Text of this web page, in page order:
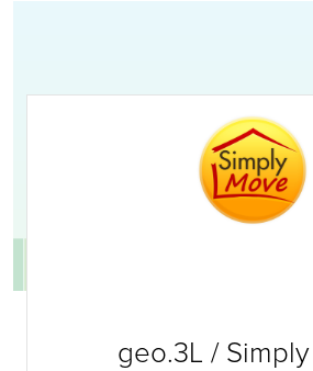
geo.3L /